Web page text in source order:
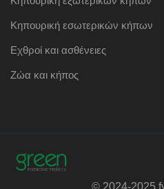
Κηπουρική εσωτερικών κήπων
Εχθροί και ασθένειες
Ζώα και κήπος
© 2024-2025